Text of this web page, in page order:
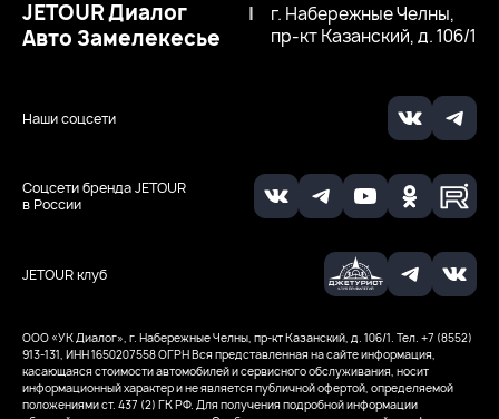
JETOUR клуб
Соцсети бренда JETOUR
в России
Наши соцсети
JETOUR Диалог
Авто Замелекесье
|
г. Набережные Челны,
пр-кт Казанский, д. 106/1
ООО «УК Диалог», г. Набережные Челны, пр-кт Казанский, д. 106/1. Тел. +7 (8552)
913-131, ИНН 1650207558ОГРНВся представленная на сайте информация,
касающаяся стоимости автомобилей и сервисного обслуживания, носит
информационный характер и не является публичной офертой, определяемой
положениями ст. 437 (2) ГК РФ. Для получения подробной информации